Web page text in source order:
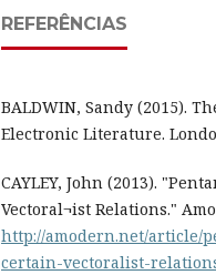
REFERÊNCIAS
BALDWIN, Sandy (2015).
Electronic Literature.
CAYLEY, John (2013).
Vectoral¬ist Relations."
http://amodern.net/article/
certain-vectoralist-